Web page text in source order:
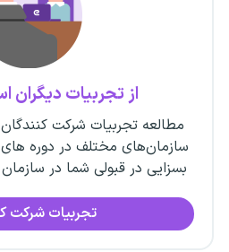
از تجربیات دیگران
مطالعه تجربیات شرکت
سازمان‌های مختلف در دوره
بسزایی در قبولی شما در
تجربیات شرکت